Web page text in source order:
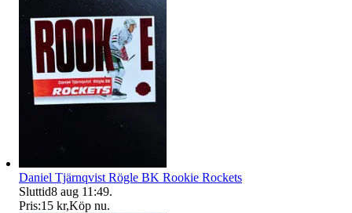
Daniel Tjärnqvist Rögle BK Rookie Rockets
Sluttid8 aug 11:49.
Pris:15 kr,Köp nu.